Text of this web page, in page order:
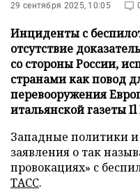
29 сентября 2025, 10:05
Инциденты с
отсутствие
со стороны России,
странами как повод
перевооружения
итальянской газеты
Западные политики
заявления о так
провокациях» с
ТАСС.